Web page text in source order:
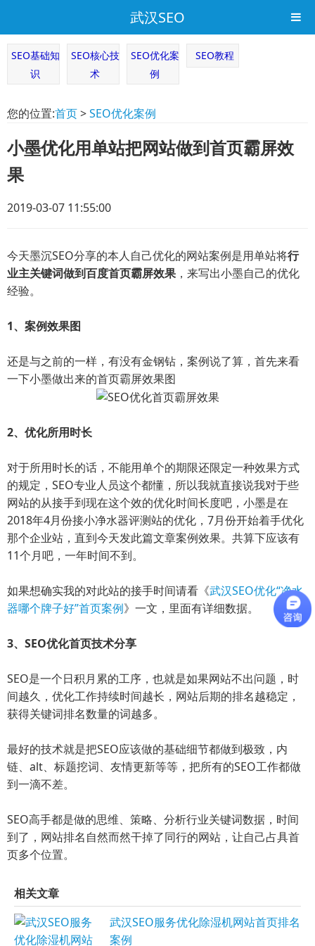
武汉SEO
SEO基础知
识
SEO核心技
术
SEO优化案
例
SEO教程
您的位置:首页>SEO优化案例
小墨优化用单站把网站做到首页霸屏效
果
2019-03-07 11:55:00
今天墨沉SEO分享的本人自己优化的网站案例是用单站将行
业主关键词做到百度首页霸屏效果 ，来写出小墨自己的优化
经验。
1、案例效果图
还是与之前的一样，有没有金钢钻，案例说了算，首先来看
一下小墨做出来的首页霸屏效果图
2、优化所用时长
对于所用时长的话，不能用单个的期限还限定一种效果方式
的规定，SEO专业人员这个都懂，所以我就直接说我对于些
网站的从接手到现在这个效的优化时间长度吧，小墨是在
2018年4月份接小净水器评测站的优化，7月份开始着手优化
那个企业站，直到今天发此篇文章案例效果。共算下应该有
11个月吧，一年时间不到。
如果想确实我的对此站的接手时间请看《武汉SEO优化“净水
器哪个牌子好”首页案例》一文，里面有详细数据。
3、SEO优化首页技术分享
SEO是一个日积月累的工序，也就是如果网站不出问题，时
间越久，优化工作持续时间越长，网站后期的排名越稳定，
获得关键词排名数量的词越多。
最好的技术就是把SEO应该做的基础细节都做到极致，内
链、alt、标题挖词、友情更新等等，把所有的SEO工作都做
到一滴不差。
SEO高手都是做的思维、策略、分析行业关键词数据，时间
到了，网站排名自然而然干掉了同行的网站，让自己占具首
页多个位置。
相关文章
武汉SEO服务优化除湿机网站首页排名
案例